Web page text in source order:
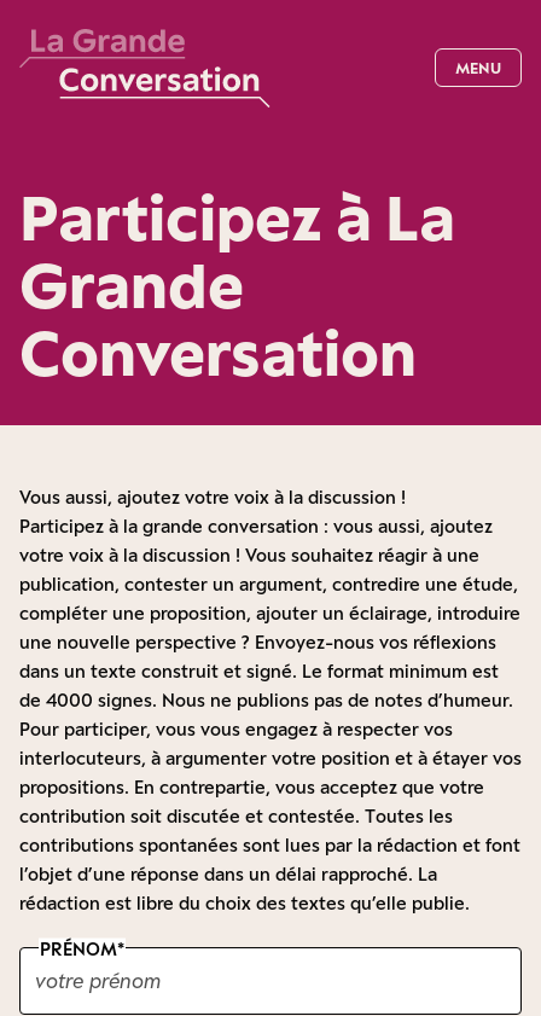
MENU
Participez à La
Grande
Conversation
Vous aussi, ajoutez votre voix à la discussion !
Participez à la grande conversation : vous aussi, ajoutez
votre voix à la discussion ! Vous souhaitez réagir à une
publication, contester un argument, contredire une étude,
compléter une proposition, ajouter un éclairage, introduire
une nouvelle perspective ? Envoyez-nous vos réflexions
dans un texte construit et signé. Le format minimum est
de 4000 signes. Nous ne publions pas de notes d’humeur.
Pour participer, vous vous engagez à respecter vos
interlocuteurs, à argumenter votre position et à étayer vos
propositions. En contrepartie, vous acceptez que votre
contribution soit discutée et contestée. Toutes les
contributions spontanées sont lues par la rédaction et font
l’objet d’une réponse dans un délai rapproché. La
rédaction est libre du choix des textes qu’elle publie.
PRÉNOM